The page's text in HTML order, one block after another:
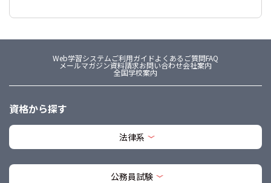
Web学習システムご利用ガイドよくあるご質問FAQ
メールマガジン資料請求お問い合わせ会社案内
全国学校案内
資格から探す
法律系
公務員試験